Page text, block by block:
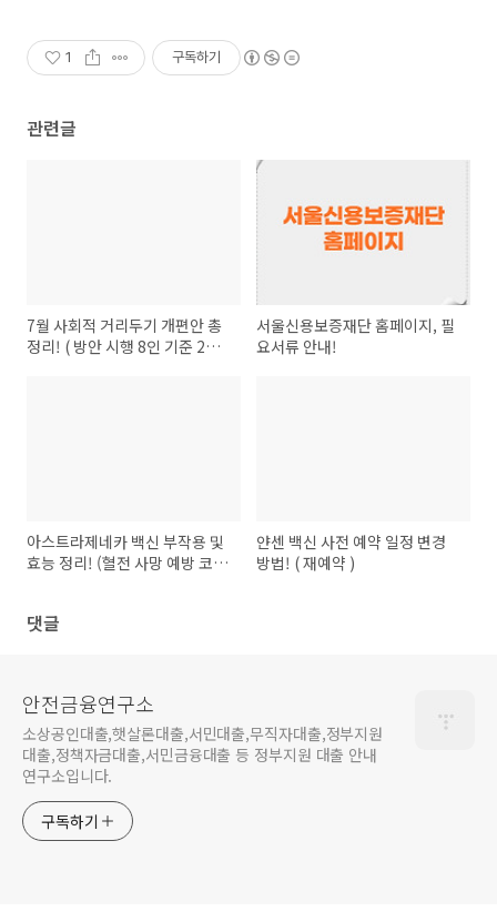
1 구독하기
관련글
7월 사회적 거리두기 개편안 총
정리! ( 방안 시행 8인 기준 2단
서울신용보증재단 홈페이지, 필
요서류 안내!
아스트라제네카 백신 부작용 및
효능 정리! (혈전 사망 예방 코로
얀센 백신 사전 예약 일정 변경
방법! ( 재예약 )
댓글
안전금융연구소
소상공인대출,햇살론대출,서민대출,무직자대출,정부지원
대출,정책자금대출,서민금융대출 등 정부지원 대출 안내
연구소입니다.
구독하기